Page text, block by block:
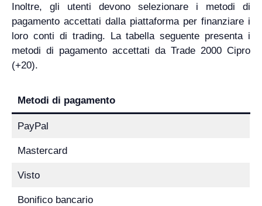
Inoltre, gli utenti devono selezionare i metodi di
pagamento accettati dalla piattaforma per finanziare i
loro conti di trading. La tabella seguente presenta i
metodi di pagamento accettati da Trade 2000 Cipro
(+20).
Metodi di pagamento
PayPal
Mastercard
Visto
Bonifico bancario